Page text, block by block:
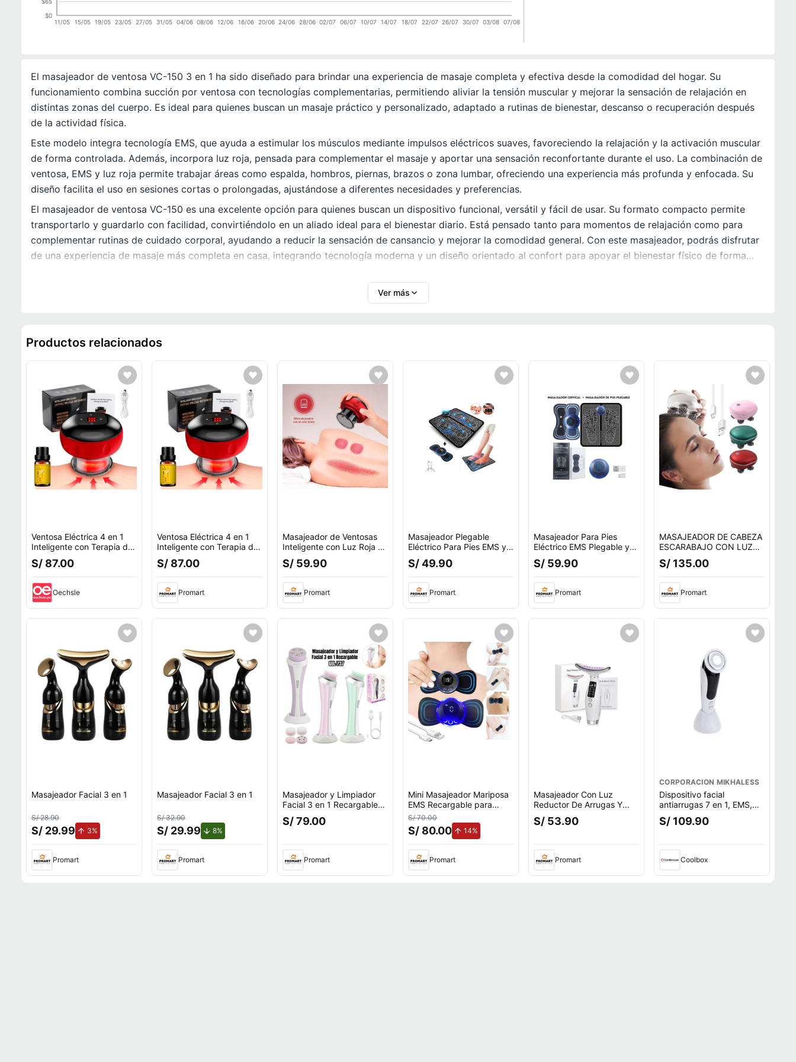
11/05 15/05 19/05 23/05 27/05 31/05 04/06 08/06 12/06 16/06 20/06 24/06 28/06 02/07 06/07 10/07 14/07 18/07 22/07 26/07 30/07 03/08 07/08
$0
El masajeador de ventosa VC-150 3 en 1 ha sido diseñado para brindar una experiencia de masaje completa y efectiva desde la comodidad del hogar. Su
funcionamiento combina succión por ventosa con tecnologías complementarias, permitiendo aliviar la tensión muscular y mejorar la sensación de relajación en
distintas zonas del cuerpo. Es ideal para quienes buscan un masaje práctico y personalizado, adaptado a rutinas de bienestar, descanso o recuperación después
de la actividad física.
Este modelo integra tecnología EMS, que ayuda a estimular los músculos mediante impulsos eléctricos suaves, favoreciendo la relajación y la activación muscular
de forma controlada. Además, incorpora luz roja, pensada para complementar el masaje y aportar una sensación reconfortante durante el uso. La combinación de
ventosa, EMS y luz roja permite trabajar áreas como espalda, hombros, piernas, brazos o zona lumbar, ofreciendo una experiencia más profunda y enfocada. Su
diseño facilita el uso en sesiones cortas o prolongadas, ajustándose a diferentes necesidades y preferencias.
El masajeador de ventosa VC-150 es una excelente opción para quienes buscan un dispositivo funcional, versátil y fácil de usar. Su formato compacto permite
transportarlo y guardarlo con facilidad, convirtiéndolo en un aliado ideal para el bienestar diario. Está pensado tanto para momentos de relajación como para
complementar rutinas de cuidado corporal, ayudando a reducir la sensación de cansancio y mejorar la comodidad general. Con este masajeador, podrás disfrutar
de una experiencia de masaje más completa en casa, integrando tecnología moderna y un diseño orientado al confort para apoyar el bienestar físico de forma
Ver más
Productos relacionados
Ventosa Eléctrica 4 en 1
Inteligente con Terapia de
Luz Roja
S/ 87.00
Oechsle
Ventosa Eléctrica 4 en 1
Inteligente con Terapia de
Luz Roja
S/ 87.00
Promart
Masajeador de Ventosas
Inteligente con Luz Roja y
Succión
S/ 59.90
Promart
Masajeador Plegable
Eléctrico Para Pies EMS y
Masajeador Cervical
S/ 49.90
Promart
Masajeador Para Pies
Eléctrico EMS Plegable y
Masajeador Cervical
S/ 59.90
Promart
MASAJEADOR DE CABEZA
ESCARABAJO CON LUZ
ROJA COLOR ALEATORIO
S/ 135.00
Promart
Masajeador Facial 3 en 1
S/ 28.90
S/ 29.99 3%
Promart
Masajeador Facial 3 en 1
S/ 32.90
S/ 29.99 8%
Promart
Masajeador y Limpiador
Facial 3 en 1 Recargable
GBL-737
S/ 79.00
Promart
Mini Masajeador Mariposa
EMS Recargable para
Cuello y Cuerpo
S/ 70.00
S/ 80.00 14%
Promart
Masajeador Con Luz
Reductor De Arrugas Y
Papadas
S/ 53.90
Promart
CORPORACION MIKHALESS
Dispositivo facial
antiarrugas 7 en 1, EMS,
radiofrecuencia,
microcorriente, luz LED
S/ 109.90
Coolbox